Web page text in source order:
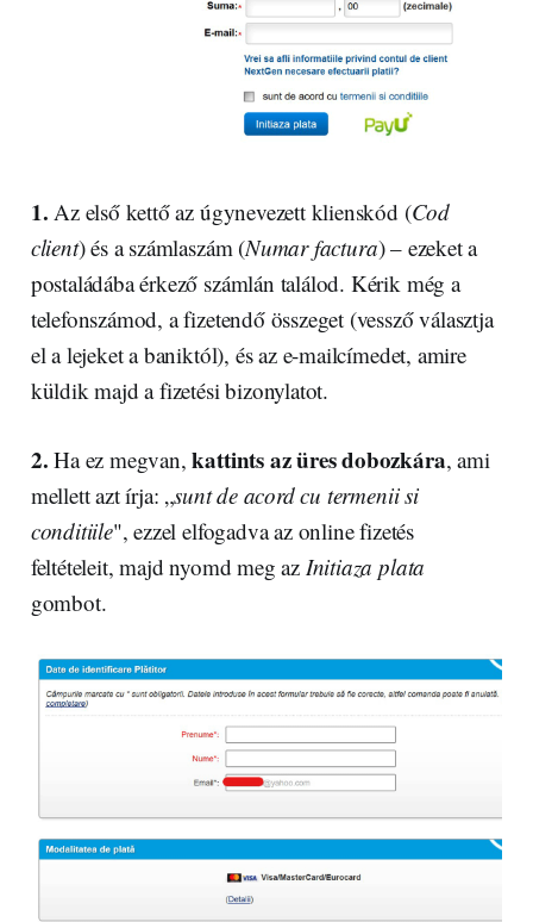
1. Az első kettő az úgynevezett klienskód (Cod
client) és a számlaszám (Numar factura) – ezeket a
postaládába érkező számlán találod. Kérik még a
telefonszámod, a fizetendő összeget (vessző választja
el a lejeket a baniktól), és az e-mailcímedet, amire
küldik majd a fizetési bizonylatot.
2. Ha ez megvan,kattints az üres dobozkára, ami
mellett azt írja: „sunt de acord cu termenii si
conditiile", ezzel elfogadva az online fizetés
feltételeit, majd nyomd meg az Initiaza plata
gombot.